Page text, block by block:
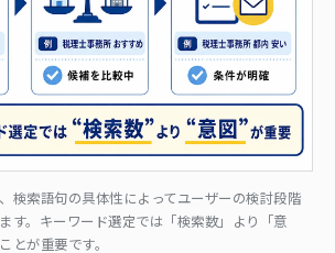
検索語句の具体性によってユーザーの検討段階
す。キーワード選定では「検索数」より「意
とが重要です。